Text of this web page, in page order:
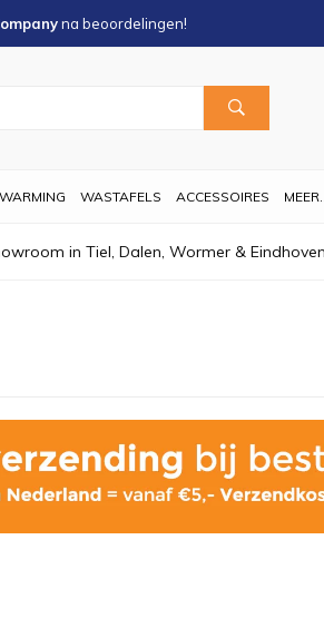
na beoordelingen!
WASTAFELS ACCESSOIRES
in Tiel, Dalen, Wormer & Eindhoven